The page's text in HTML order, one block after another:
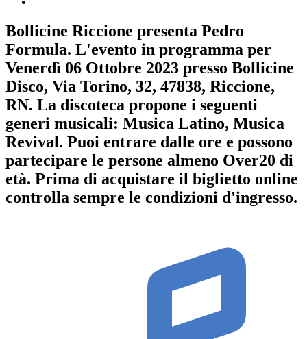
Bollicine Riccione presenta Pedro
Formula. L'evento in programma per
Venerdì 06 Ottobre 2023 presso Bollicine
Disco, Via Torino, 32, 47838, Riccione,
RN. La discoteca propone i seguenti
generi musicali: Musica Latino, Musica
Revival. Puoi entrare dalle ore e possono
partecipare le persone almeno Over20 di
età. Prima di acquistare il biglietto online
controlla sempre le condizioni d'ingresso.